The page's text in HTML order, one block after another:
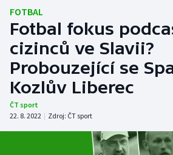
Fotbal
Hokej
Tenis
Atletika
FOTBAL
Fotbal fokus
cizinců ve Slavii?
Probouzející se
Kozlův Liberec
ČT sport
22. 8. 2022 | Zdroj: ČT sport